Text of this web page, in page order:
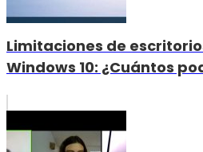
Limitaciones de
Windows 10: ¿Cuántos